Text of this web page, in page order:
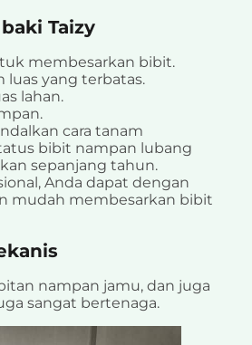
Taizy
membesarkan bibit.
luas yang terbatas.
lahan.
cara tanam
bibit nampan lubang
sepanjang tahun.
Anda dapat dengan
mudah membesarkan bibit
nampan jamu, dan juga
sangat bertenaga.